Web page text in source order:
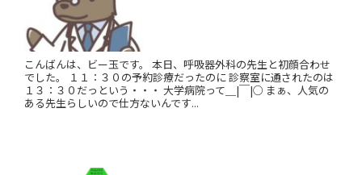
こんばんは、ビー玉です。 本日、呼吸器外科の先生と初顔合わせ
でした。 １１：３０の予約診療だったのに 診察室に通されたのは
１３：３０だっという・・・ 大学病院って＿|￣|○ まぁ、人気の
ある先生らしいので仕方ないんです...